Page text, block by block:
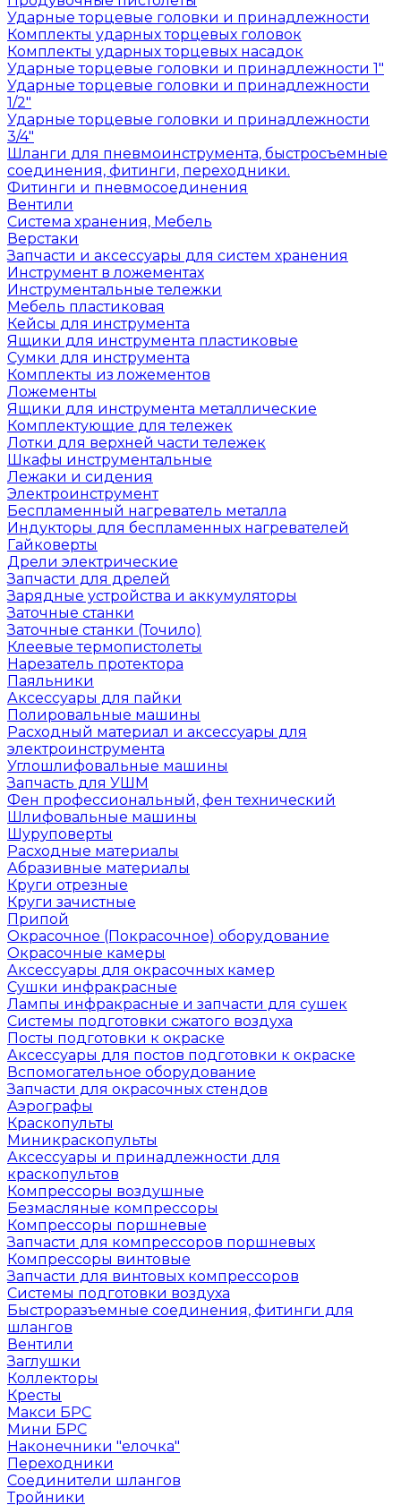
Ударные торцевые головки и принадлежности
Комплекты ударных торцевых головок
Комплекты ударных торцевых насадок
Ударные торцевые головки и принадлежности 1"
Ударные торцевые головки и принадлежности
1/2"
Ударные торцевые головки и принадлежности
3/4"
Шланги для пневмоинструмента, быстросъемные
соединения, фитинги, переходники.
Фитинги и пневмосоединения
Вентили
Система хранения, Мебель
Верстаки
Запчасти и аксессуары для систем хранения
Инструмент в ложементах
Инструментальные тележки
Мебель пластиковая
Кейсы для инструмента
Ящики для инструмента пластиковые
Сумки для инструмента
Комплекты из ложементов
Ложементы
Ящики для инструмента металлические
Комплектующие для тележек
Лотки для верхней части тележек
Шкафы инструментальные
Лежаки и сидения
Электроинструмент
Беспламенный нагреватель металла
Индукторы для беспламенных нагревателей
Гайковерты
Дрели электрические
Запчасти для дрелей
Зарядные устройства и аккумуляторы
Заточные станки
Заточные станки (Точило)
Клеевые термопистолеты
Нарезатель протектора
Паяльники
Аксессуары для пайки
Полировальные машины
Расходный материал и аксессуары для
электроинструмента
Углошлифовальные машины
Запчасть для УШМ
Фен профессиональный, фен технический
Шлифовальные машины
Шуруповерты
Расходные материалы
Абразивные материалы
Круги отрезные
Круги зачистные
Припой
Окрасочное (Покрасочное) оборудование
Окрасочные камеры
Аксессуары для окрасочных камер
Сушки инфракрасные
Лампы инфракрасные и запчасти для сушек
Системы подготовки сжатого воздуха
Посты подготовки к окраске
Аксессуары для постов подготовки к окраске
Вспомогательное оборудование
Запчасти для окрасочных стендов
Аэрографы
Краскопульты
Миникраскопульты
Аксессуары и принадлежности для
краскопультов
Компрессоры воздушные
Безмасляные компрессоры
Компрессоры поршневые
Запчасти для компрессоров поршневых
Компрессоры винтовые
Запчасти для винтовых компрессоров
Системы подготовки воздуха
Быстроразъемные соединения, фитинги для
шлангов
Вентили
Заглушки
Коллекторы
Кресты
Макси БРС
Мини БРС
Наконечники "елочка"
Переходники
Соединители шлангов
Тройники